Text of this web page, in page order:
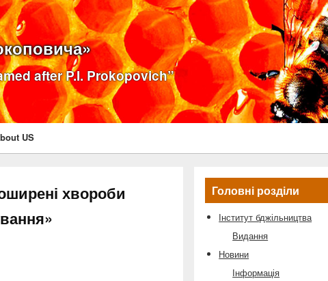
after P.I. Prokopovich”
US
хвороби
Головні розділи
Інститут бджільництва
Видання
Новини
Інформація